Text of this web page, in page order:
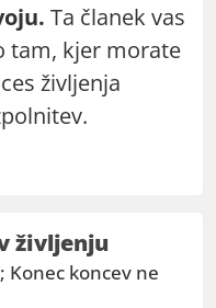
Ta članek vas
tam, kjer morate
življenja
življenju
koncev ne